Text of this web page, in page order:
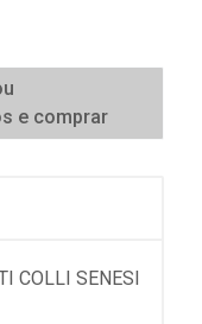
e comprar
COLLI SENESI